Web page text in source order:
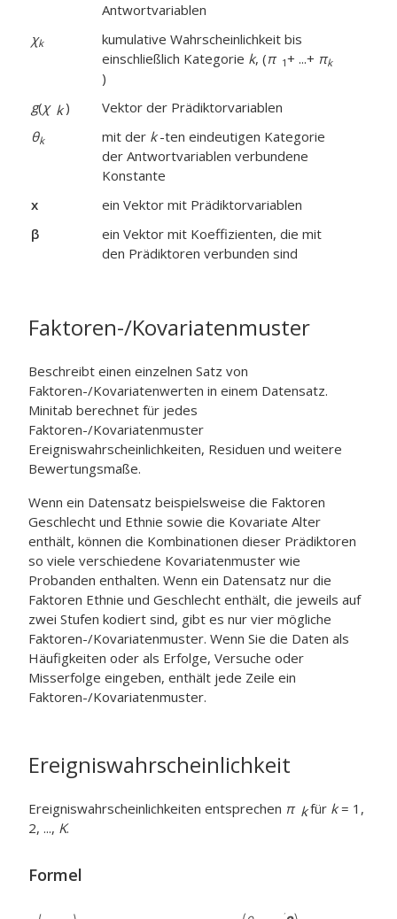
Antwortvariablen
χk
kumulative Wahrscheinlichkeit bis
einschließlich Kategorie k, (π 1+ ...+ πk
)
g(χ k)
Vektor der Prädiktorvariablen
θk mit der k -ten eindeutigen Kategorie
der Antwortvariablen verbundene
Konstante
x
ein Vektor mit Prädiktorvariablen
β
ein Vektor mit Koeffizienten, die mit
den Prädiktoren verbunden sind
Faktoren-/Kovariatenmuster
Beschreibt einen einzelnen Satz von
Faktoren-/Kovariatenwerten in einem Datensatz.
Minitab berechnet für jedes
Faktoren-/Kovariatenmuster
Ereigniswahrscheinlichkeiten, Residuen und weitere
Bewertungsmaße.
Wenn ein Datensatz beispielsweise die Faktoren
Geschlecht und Ethnie sowie die Kovariate Alter
enthält, können die Kombinationen dieser Prädiktoren
so viele verschiedene Kovariatenmuster wie
Probanden enthalten. Wenn ein Datensatz nur die
Faktoren Ethnie und Geschlecht enthält, die jeweils auf
zwei Stufen kodiert sind, gibt es nur vier mögliche
Faktoren-/Kovariatenmuster. Wenn Sie die Daten als
Häufigkeiten oder als Erfolge, Versuche oder
Misserfolge eingeben, enthält jede Zeile ein
Faktoren-/Kovariatenmuster.
Ereigniswahrscheinlichkeit
Ereigniswahrscheinlichkeiten entsprechen π kfür k= 1,
2, ..., K.
Formel